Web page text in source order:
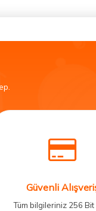
Güvenli
Tüm bilgileriniz 256 Bit